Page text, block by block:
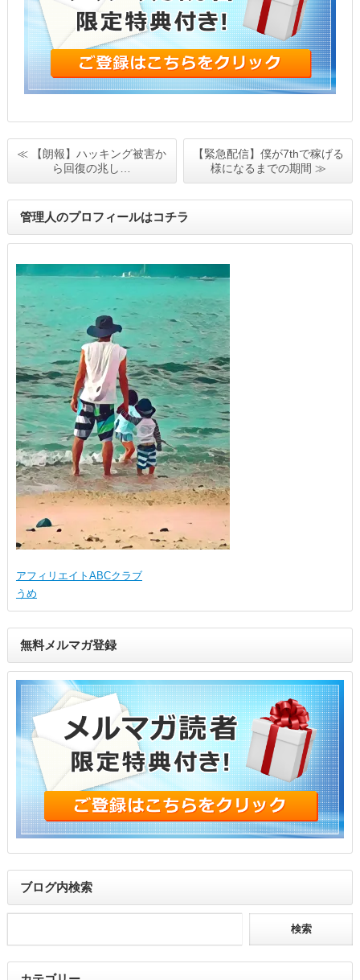
≪ 【朗報】ハッキング被害か
ら回復の兆し…
【緊急配信】僕が7thで稼げる
様になるまでの期間 ≫
管理人のプロフィールはコチラ
アフィリエイトABCクラブ
うめ
無料メルマガ登録
ブログ内検索